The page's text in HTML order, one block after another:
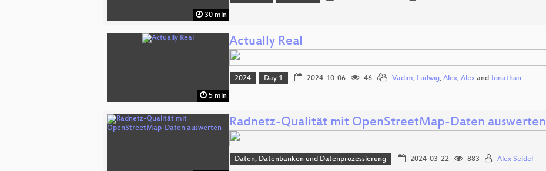
30 min
5 min
Actually Real
2024 Day 1 2024-10-06 46 Vadim, Ludwig, Alex, Alexand Jonathan
Radnetz-Qualität mit OpenStreetMap-Daten auswerten
Daten, Datenbanken und Datenprozessierung 2024-03-22 883 Alex Seidel